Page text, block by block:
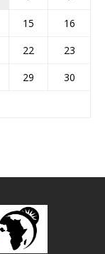
15
16
22
23
29
30